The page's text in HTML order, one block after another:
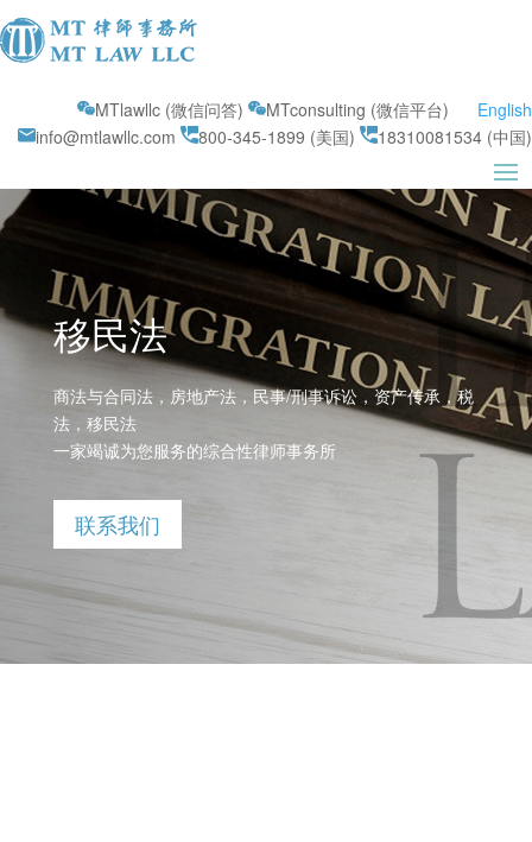
MTlawllc (微信问答) MTconsulting (微信平台) English
info@mtlawllc.com
800-345-1899 (美国) 18310081534 (中国)
移民法
商法与合同法，房地产法，民事/刑事诉讼，资产传承，税
法，移民法
一家竭诚为您服务的综合性律师事务所
联系我们